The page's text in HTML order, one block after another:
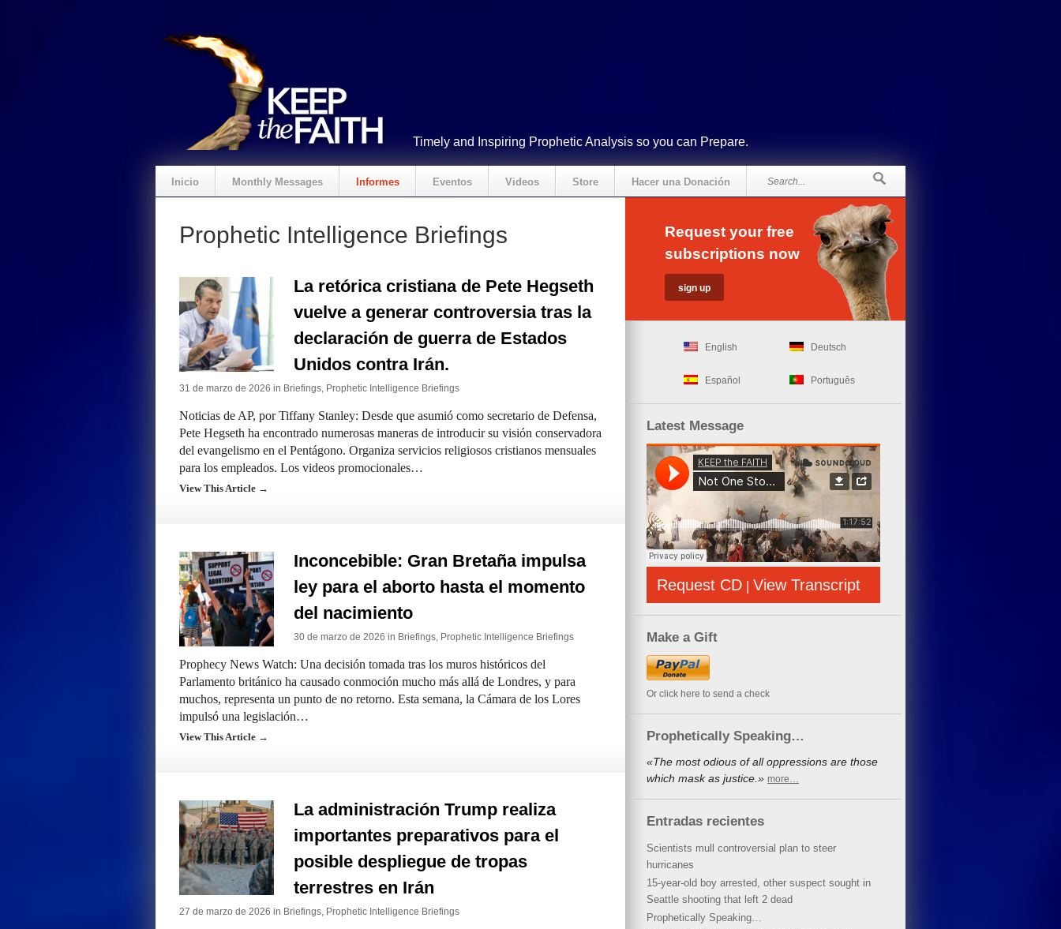
Timely and Inspiring Prophetic Analysis so you can Prepare.
Inicio Monthly Messages Informes Eventos Videos Store Hacer una Donación
Prophetic Intelligence Briefings
La retórica cristiana de Pete Hegseth
vuelve a generar controversia tras la
declaración de guerra de Estados
Unidos contra Irán.
31 de marzo de 2026 in Briefings, Prophetic Intelligence Briefings
Noticias de AP, por Tiffany Stanley: Desde que asumió como secretario de Defensa,
Pete Hegseth ha encontrado numerosas maneras de introducir su visión conservadora
del evangelismo en el Pentágono. Organiza servicios religiosos cristianos mensuales
para los empleados. Los videos promocionales…
View This Article →
Inconcebible: Gran Bretaña impulsa
ley para el aborto hasta el momento
del nacimiento
30 de marzo de 2026 in Briefings, Prophetic Intelligence Briefings
Prophecy News Watch: Una decisión tomada tras los muros históricos del
Parlamento británico ha causado conmoción mucho más allá de Londres, y para
muchos, representa un punto de no retorno. Esta semana, la Cámara de los Lores
impulsó una legislación…
View This Article →
La administración Trump realiza
importantes preparativos para el
posible despliegue de tropas
terrestres en Irán
27 de marzo de 2026 in Briefings, Prophetic Intelligence Briefings
Request your free
subscriptions now
English Deutsch
Español Português
Latest Message
Request CD | View Transcript
Make a Gift
Or click here to send a check
Prophetically Speaking…
«The most odious of all oppressions are those
which mask as justice.» more…
Entradas recientes
Scientists mull controversial plan to steer
hurricanes
15-year-old boy arrested, other suspect sought in
Seattle shooting that left 2 dead
Prophetically Speaking…